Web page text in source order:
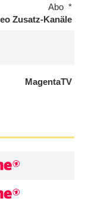
Abo
Zusatz-Kanäle
MagentaTV